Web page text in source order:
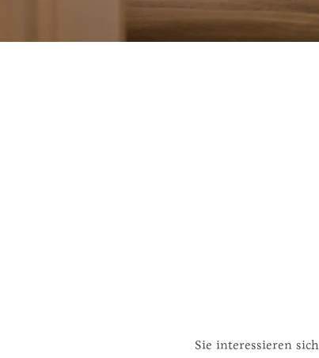
Sie interessieren